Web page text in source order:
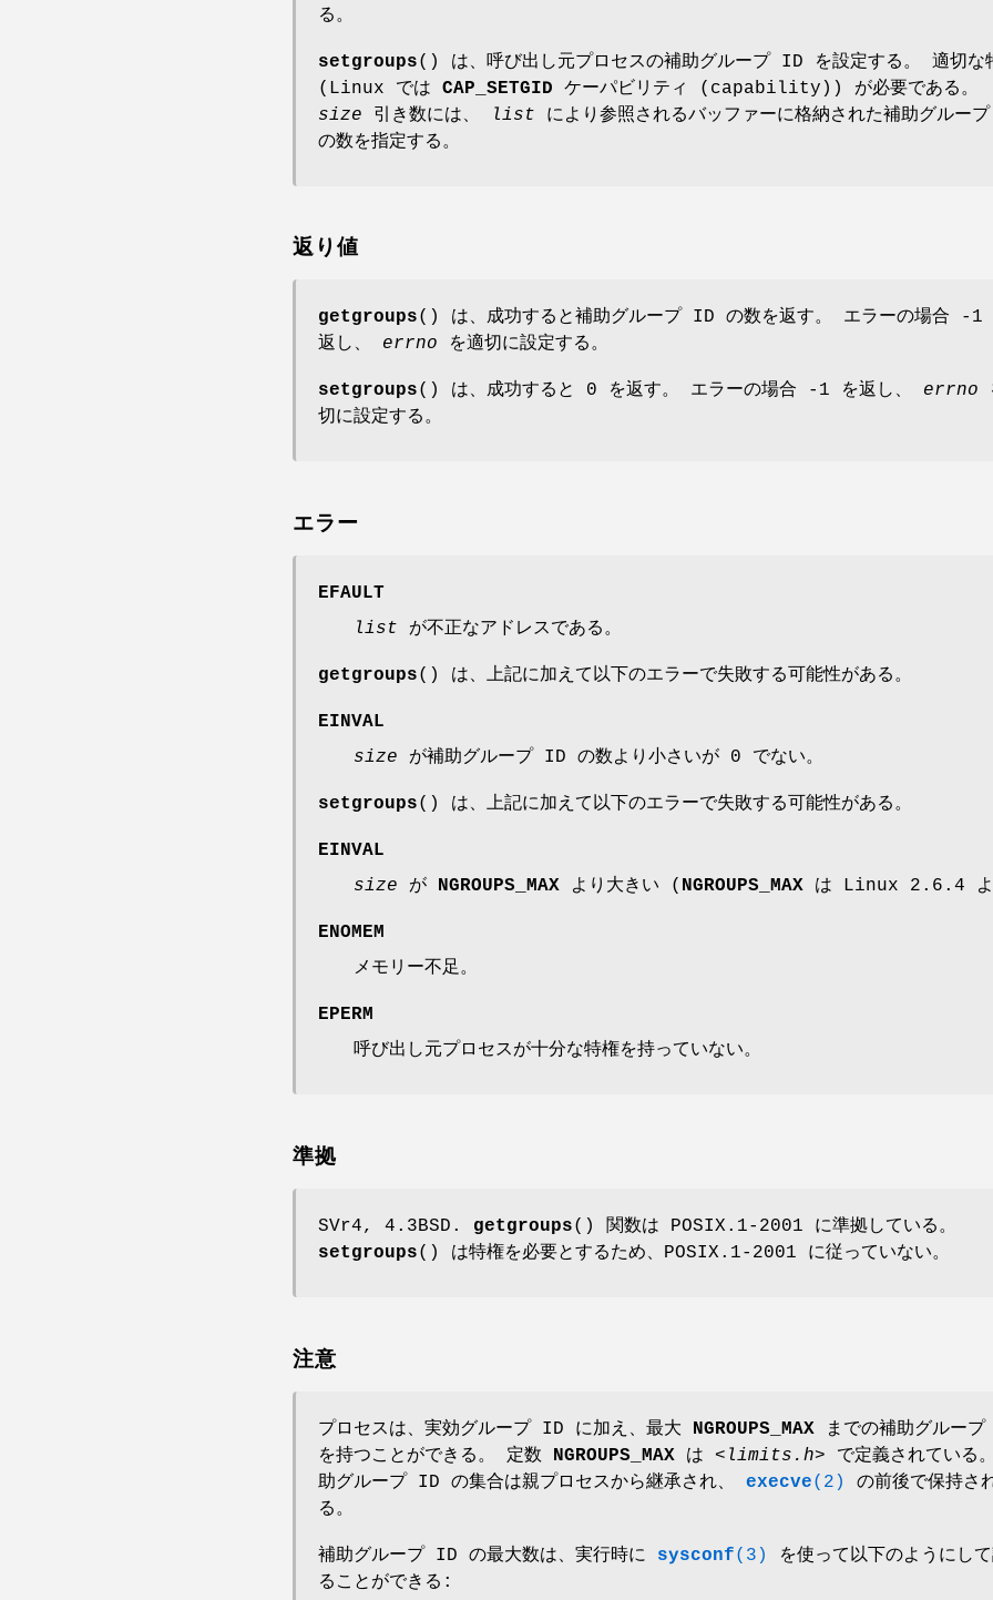
る。
setgroups() は、呼び出し元プロセスの補助グループ ID を設定する。 適切な
(Linux では CAP_SETGID ケーパビリティ (capability)) が必要である。
size 引き数には、 list により参照されるバッファーに格納された補助グルー
の数を指定する。
返り値
getgroups() は、成功すると補助グループ ID の数を返す。 エラーの場合 -1
返し、 errno を適切に設定する。
setgroups() は、成功すると 0 を返す。 エラーの場合 -1 を返し、 errno
切に設定する。
エラー
EFAULT
list が不正なアドレスである。
getgroups() は、上記に加えて以下のエラーで失敗する可能性がある。
EINVAL
size が補助グループ ID の数より小さいが 0 でない。
setgroups() は、上記に加えて以下のエラーで失敗する可能性がある。
EINVAL
size が NGROUPS_MAX より大きい ( NGROUPS_MAX は Linux 2.6.4 よ
ENOMEM
メモリー不足。
EPERM
呼び出し元プロセスが十分な特権を持っていない。
準拠
SVr4, 4.3BSD. getgroups() 関数は POSIX.1-2001 に準拠している。
setgroups() は特権を必要とするため、POSIX.1-2001 に従っていない。
注意
プロセスは、実効グループ ID に加え、最大 NGROUPS_MAX までの補助グルー
を持つことができる。 定数 NGROUPS_MAX は <limits.h> で定義されている
助グループ ID の集合は親プロセスから継承され、 execve(2)
の前後で保持さ
る。
補助グループ ID の最大数は、実行時に sysconf(3)
を使って以下のようにし
ることができる: